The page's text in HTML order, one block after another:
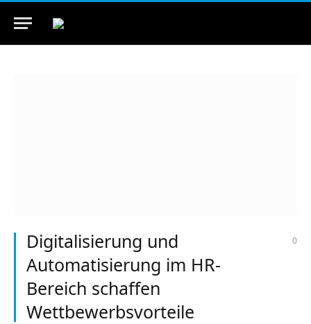
Digitalisierung und
Automatisierung im HR-
Bereich schaffen
Wettbewerbsvorteile
0